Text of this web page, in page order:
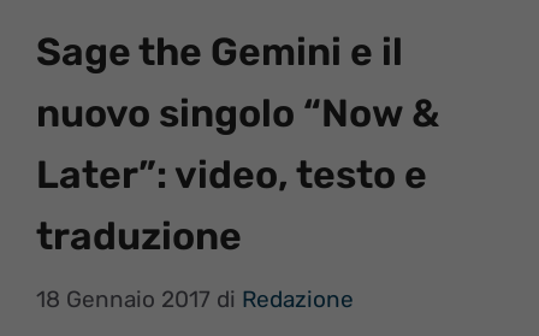
Sage the Gemini e il
nuovo singolo “Now &
Later”: video, testo e
traduzione
18 Gennaio 2017 di Redazione